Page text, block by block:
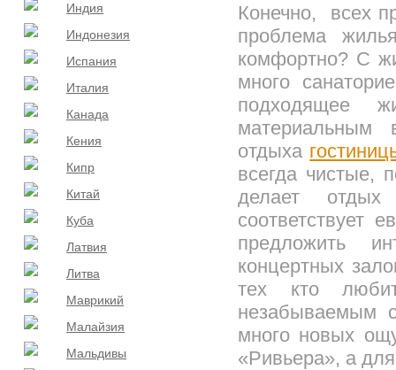
Индия
Индонезия
Испания
Италия
Канада
Кения
Кипр
Китай
Куба
Латвия
Литва
Маврикий
Малайзия
Мальдивы
Конечно, всех
проблема
комфортно? С
много
подходящее
отдыха
всегда чистые,
делает
соответствует
предложить
концертных
тех кто
незабываемым
много новых
«Ривьера», а